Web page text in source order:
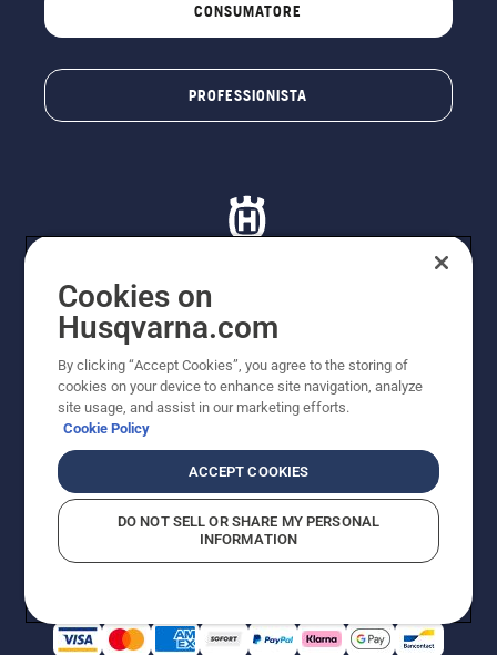
CONSUMATORE
PROFESSIONISTA
© Husqvarna AB (publ). Tutti i diritti riservati. I prezzi
Husqvarna Schweiz AG per i rivenditori specializzati
aderenti all’iniziativa, prezzi in CHF comprensivi di IVA
all’ 8,1% e TRA. Con riserva di modifica. Tutti i prezzi
indicati sono prezzi al dettaglio consigliati (IVA inclusa),
a meno che il prodotto non sia disponibile per l'acquisto
Informativa sui cookieTermini di utilizzo
Informativa sulla privacyRiferimentiCGVF Negozio online
Segnalazione di presunte violazioni
Cookies on
Husqvarna.com
By clicking “Accept Cookies”, you agree to the storing of
cookies on your device to enhance site navigation, analyze
site usage, and assist in our marketing efforts.
Cookie Policy
ACCEPT COOKIES
DO NOT SELL OR SHARE MY PERSONAL
INFORMATION